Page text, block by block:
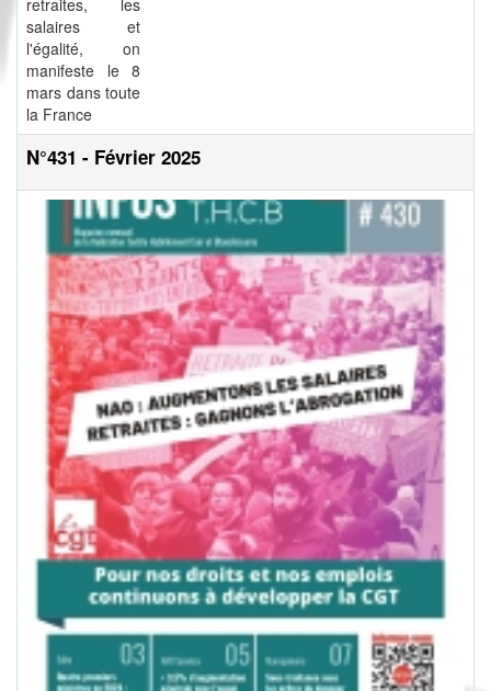
retraites, les
salaires et
l'égalité, on
manifeste le 8
mars dans toute
la France
N°431 - Février 2025